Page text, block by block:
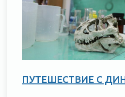
ПУТЕШЕСТВИЕ С